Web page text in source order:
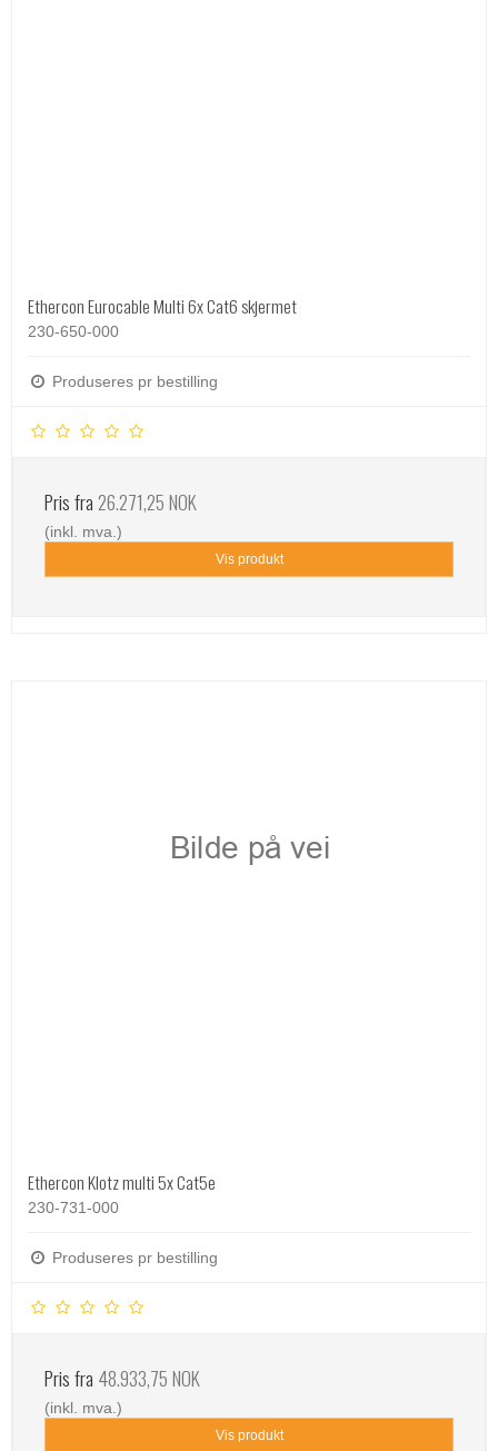
Ethercon Eurocable Multi 6x Cat6 skjermet
230-650-000
Produseres pr bestilling
Pris fra26.271,25 NOK
(inkl. mva.)
Vis produkt
Ethercon Klotz multi 5x Cat5e
230-731-000
Produseres pr bestilling
Pris fra 48.933,75 NOK
(inkl. mva.)
Vis produkt